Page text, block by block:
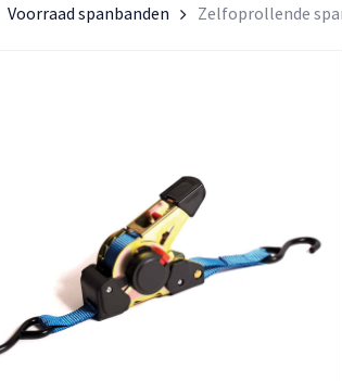
Voorraad spanbanden Zelfoprollende